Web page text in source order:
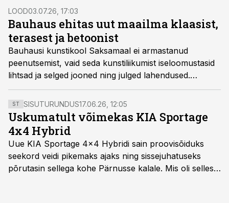
LOOD03.07.26, 17:03
Bauhaus ehitas uut maailma klaasist,
terasest ja betoonist
Bauhausi kunstikool Saksamaal ei armastanud
peenutsemist, vaid seda kunstiliikumist iseloomustasid
lihtsad ja selged jooned ning julged lahendused.
Natsidele oli vabameelne kool, kuhu võeti vastu ka
naisi ja juute, vastukarva ning kool suleti.
ST SISUTURUNDUS17.06.26, 12:05
Uskumatult võimekas KIA Sportage
4x4 Hybrid
Uue KIA Sportage 4x4 Hybridi sain proovisõiduks
seekord veidi pikemaks ajaks ning sissejuhatuseks
põrutasin sellega kohe Pärnusse kalale. Mis oli selles